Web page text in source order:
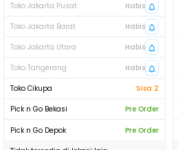
Toko Jakarta Pusat
Habis
Toko Jakarta Barat
Habis
Toko Jakarta Utara
Habis
Toko Tangerang
Habis
Toko Cikupa
Sisa 2
Pick n Go Bekasi
Pre Order
Pick n Go Depok
Pre Order